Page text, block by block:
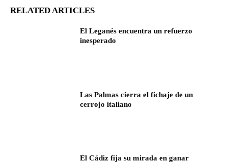
RELATED ARTICLES
El Leganés encuentra un refuerzo
inesperado
Las Palmas cierra el fichaje de un
cerrojo italiano
El Cádiz fija su mirada en ganar